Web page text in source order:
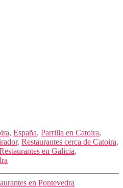
, España, Parrilla en Catoira,
, Restaurantes cerca de Catoira,
en Galicia,
Categoríasen Pontevedra